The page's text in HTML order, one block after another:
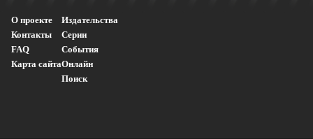
О проекте
Контакты
FAQ
Карта сайта
Издательства
Серии
События
Онлайн
Поиск